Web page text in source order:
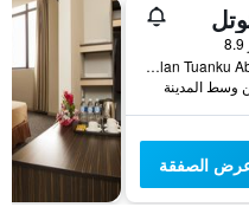
No 189-191, Jalan Tuanku Abdul Rahman, كوالا لمبور, ماليزيا
الصفقة